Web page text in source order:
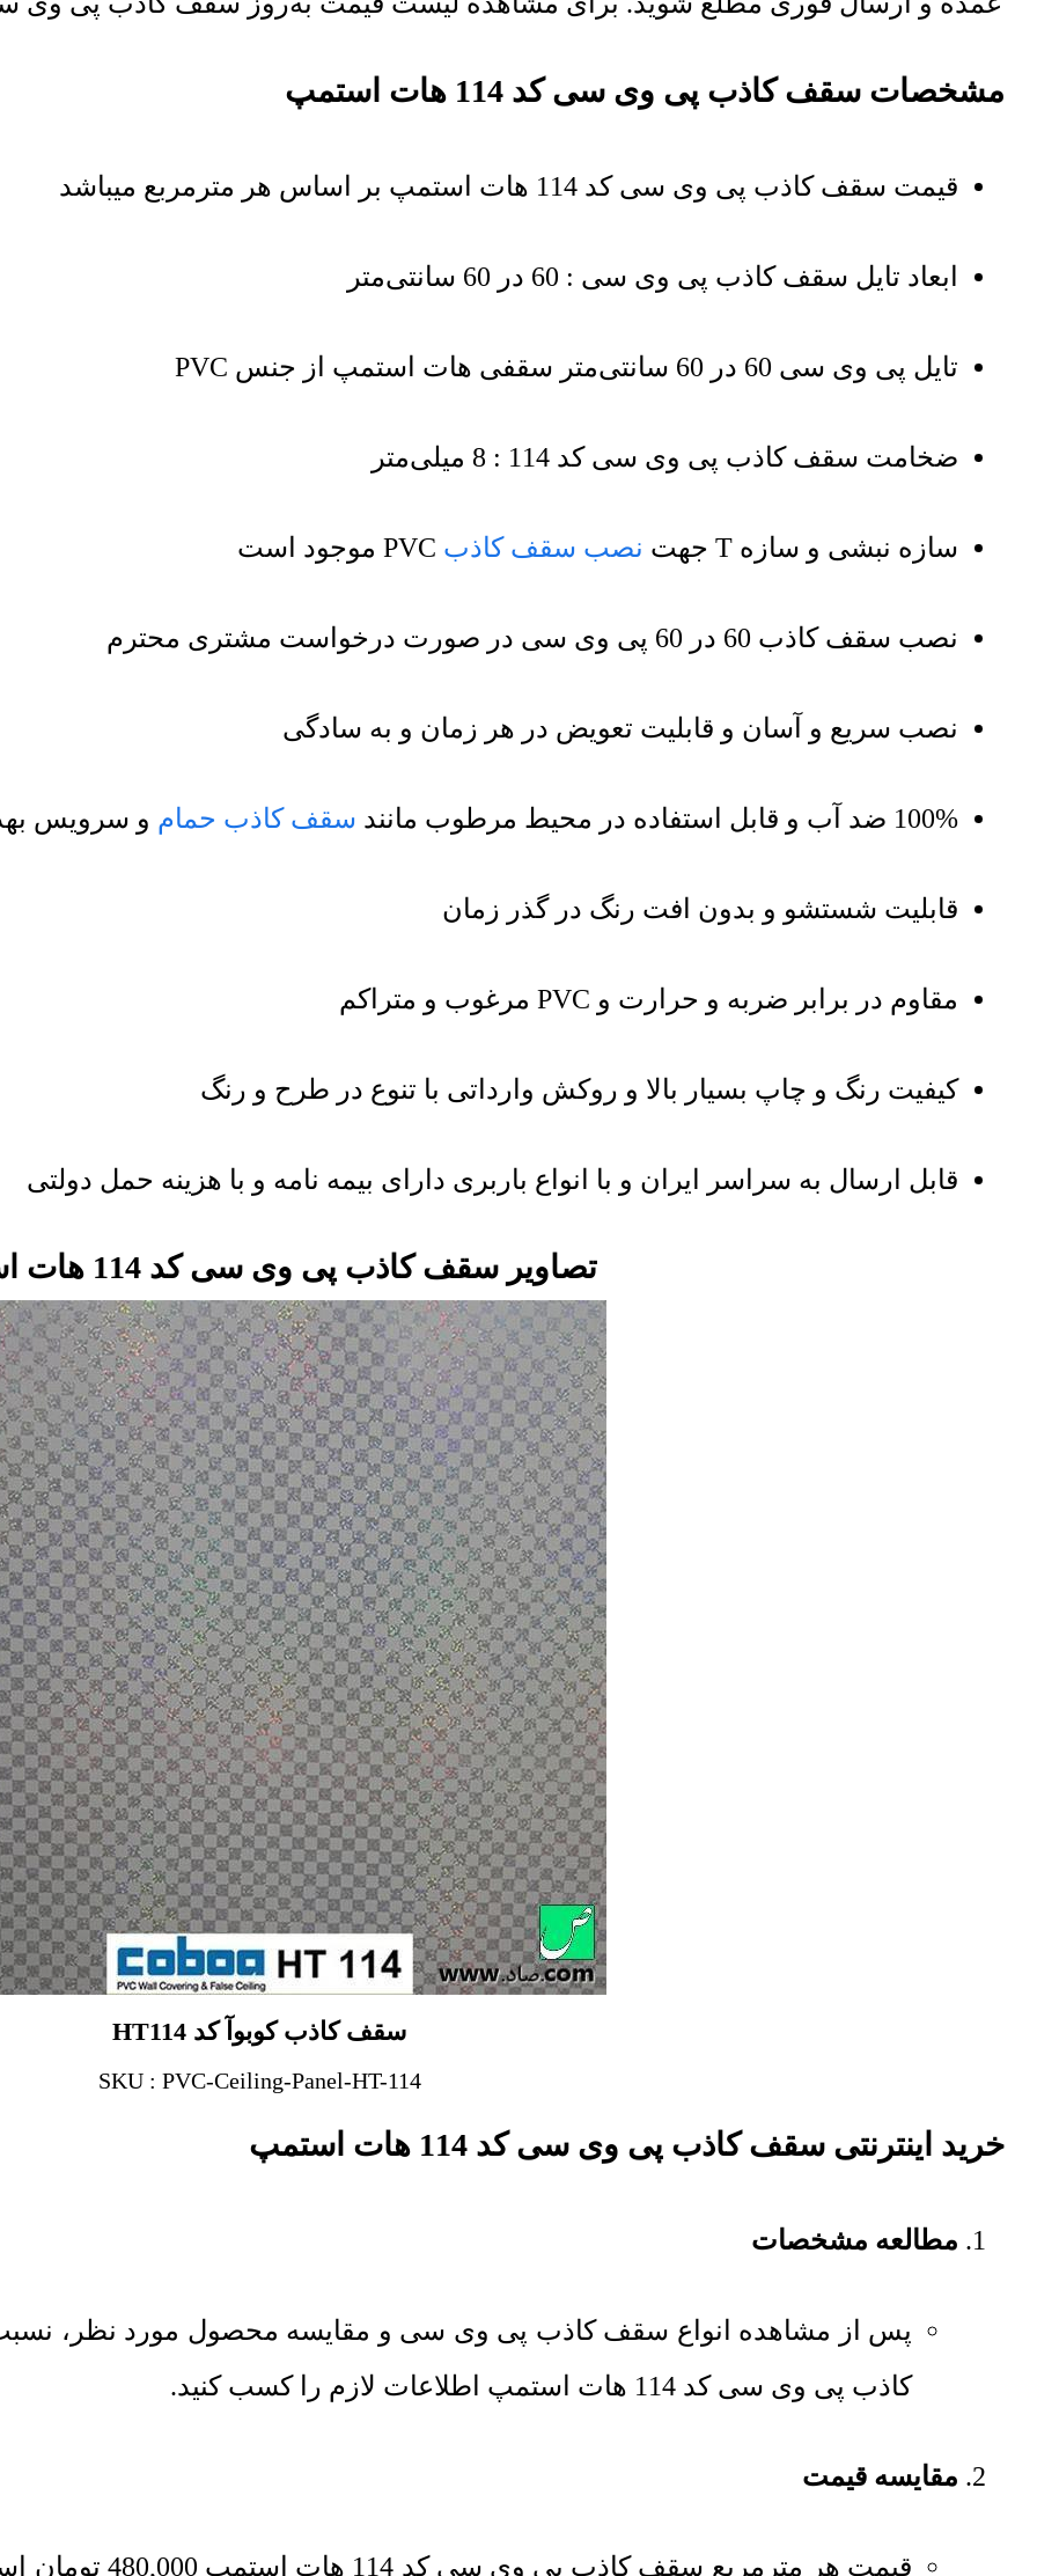
مشخصات سقف کاذب پی وی سی کد 114 هات استمپ
قیمت سقف کاذب پی وی سی کد 114 هات استمپ بر اساس هر مترمربع میباشد
ابعاد تایل سقف کاذب پی وی سی : 60 در 60 سانتی‌متر
تایل پی وی سی 60 در 60 سانتی‌متر سقفی هات استمپ از جنس PVC
ضخامت سقف کاذب پی وی سی کد 114 : 8 میلی‌متر
سازه نبشی و سازه T جهت نصب سقف کاذب
نصب سقف کاذب 60 در 60 پی وی سی در صورت درخواست مشتری محترم
نصب سریع و آسان و قابلیت تعویض در هر زمان و به سادگی
100% ضد آب و قابل استفاده در محیط مرطوب مانند سقف کاذب حمام و سرویس
قابلیت شستشو و بدون افت رنگ در گذر زمان
مقاوم در برابر ضربه و حرارت و PVC مرغوب و متراکم
کیفیت رنگ و چاپ بسیار بالا و روکش وارداتی با تنوع در طرح و رنگ
قابل ارسال به سراسر ایران و با انواع باربری دارای بیمه نامه و با هزینه حمل دولتی
تصاویر سقف کاذب پی وی سی کد 114 هات استمپ
سقف کاذب کوبوآ کد HT114
SKU : PVC-Ceiling-Panel-HT-114
خرید اینترنتی سقف کاذب پی وی سی کد 114 هات استمپ
مطالعه مشخصات
پس از مشاهده انواع سقف کاذب پی وی سی و مقایسه محصول مورد نظر،
کاذب پی وی سی کد 114 هات استمپ اطلاعات لازم را کسب کنید.
مقایسه قیمت
قیمت هر مترمربع سقف کاذب پی وی سی کد 114 هات استمپ 480,000 تومان